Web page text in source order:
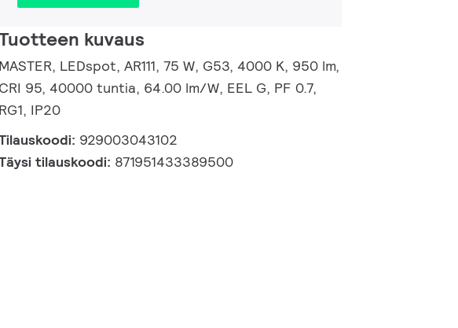
kuvaus
MASTER, LEDspot, AR111, 75 W, G53, 4000 K, 950 lm,
CRI 95, 40000 tuntia, 64.00 lm/W, EEL G, PF 0.7,
RG1, IP20
929003043102
tilauskoodi: 871951433389500